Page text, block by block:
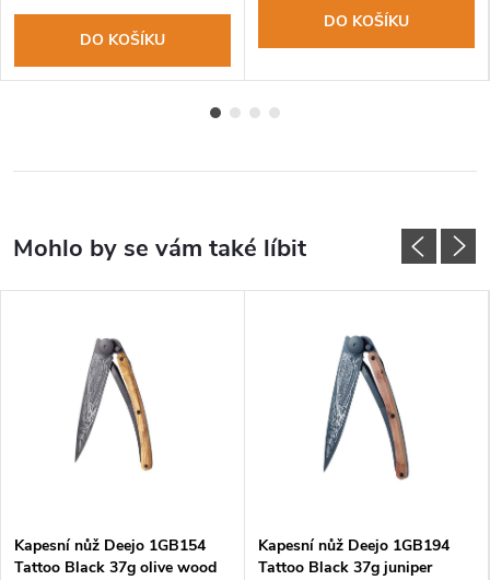
DO KOŠÍKU
DO KOŠÍKU
Kapesní nůž Deejo 1GB154
Tattoo Black 37g olive wood
Kapesní nůž Deejo 1GB194
Tattoo Black 37g juniper